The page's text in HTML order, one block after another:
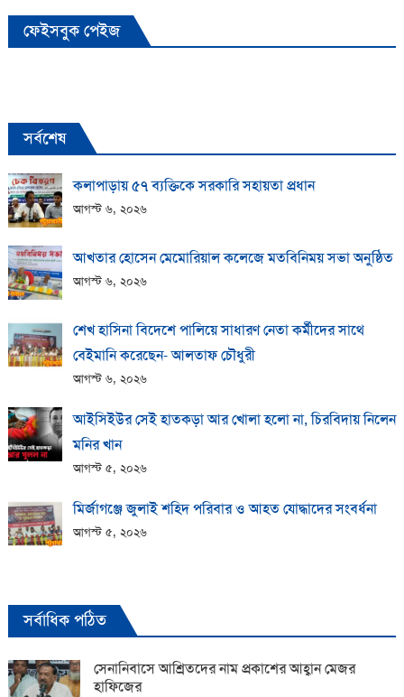
ফেইসবুক পেইজ
সর্বশেষ
কলাপাড়ায় ​৫৭ ব্যক্তিকে সরকারি সহায়তা প্রধান
আগস্ট ৬, ২০২৬
আখতার হোসেন মেমোরিয়াল কলেজে মতবিনিময় সভা অনুষ্ঠিত
আগস্ট ৬, ২০২৬
শেখ হাসিনা বিদেশে পালিয়ে সাধারণ নেতা কর্মীদের সাথে
বেইমানি করেছেন- আলতাফ চৌধুরী
আগস্ট ৬, ২০২৬
আইসিইউর সেই হাতকড়া আর খোলা হলো না, চিরবিদায় নিলেন
মনির খান
আগস্ট ৫, ২০২৬
মির্জাগঞ্জে জুলাই শহিদ পরিবার ও আহত যোদ্ধাদের সংবর্ধনা
আগস্ট ৫, ২০২৬
সর্বাধিক পঠিত
সেনানিবাসে আশ্রিতদের নাম প্রকাশের আহ্বান মেজর
হাফিজের